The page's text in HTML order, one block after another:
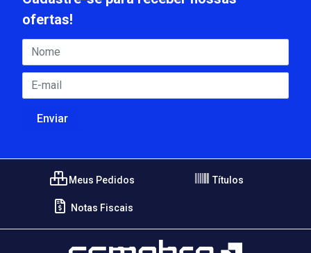
ofertas!
Meus Pedidos Títulos
Notas Fiscais